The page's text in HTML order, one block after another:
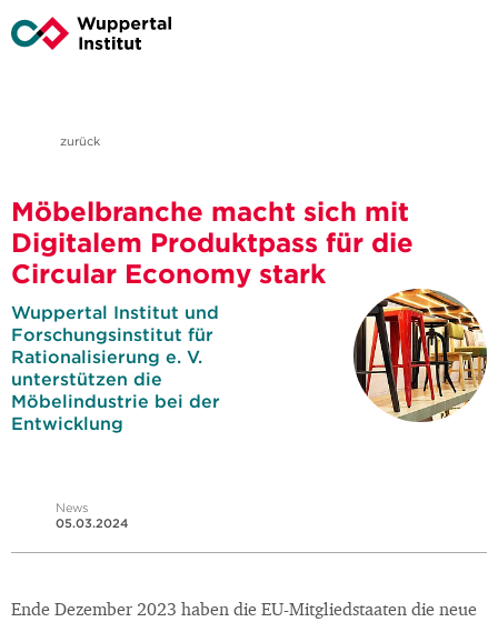
zurück
Möbelbranche macht sich mit
Digitalem Produktpass für die
Circular Economy stark
Wuppertal Institut und
Forschungsinstitut für
Rationalisierung e. V.
unterstützen die
Möbelindustrie bei der
Entwicklung
News
05.03.2024
Ende Dezember 2023 haben die EU-Mitgliedstaaten die neue